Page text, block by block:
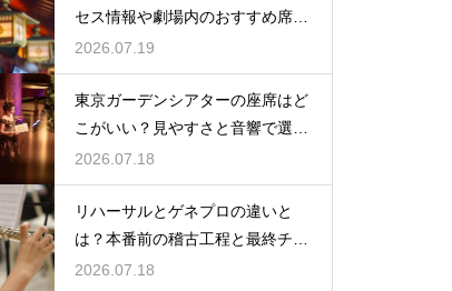
セス情報や劇場内のおすすめ席を
徹底ガイド
2026.07.19
東京ガーデンシアターの座席はど
こがいい？見やすさと音響で選ぶ
おすすめのポジション
2026.07.18
リハーサルとゲネプロの違いと
は？本番前の稽古工程と最終チェ
ックの意味を解説
2026.07.18